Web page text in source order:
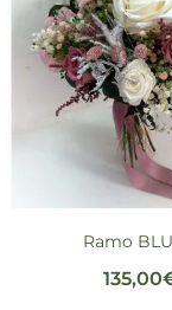
Ramo
135,00